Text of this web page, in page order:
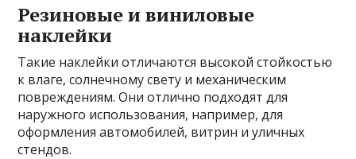
Резиновые и виниловые
наклейки
Такие наклейки отличаются высокой стойкостью
к влаге, солнечному свету и механическим
повреждениям. Они отлично подходят для
наружного использования, например, для
оформления автомобилей, витрин и уличных
стендов.